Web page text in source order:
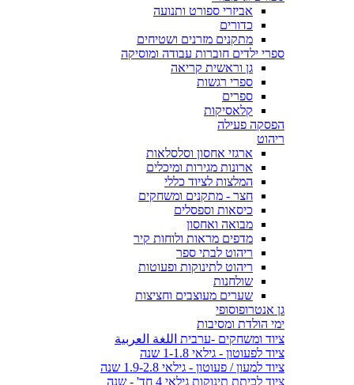
אביזרי ספורט ותנועה
כדורים
מתקנים מזרנים ושטיחים
ספרי ילדים חוברות עבודה ומוסיקה
גן וראשית קריאה
ספרי רגשות
ספרים
קלאסיקות
הפסקה פעילה
ריהוט
ארגזי אחסון וסלסלאות
ארונות מגירות ומיכלים
המלצות לציוד כללי
חצר - מתקנים ומשחקים
כיסאות וספסלים
מבואה ואחסון
מדפים מראות ולוחות קיר
ריהוט לבתי ספר
ריהוט לתינוקות ופעוטות
שולחנות
שערים מעוצבים וחציצות
גן אנטרופוסופי
ימי הולדת ומסיבות
ציוד ומשחקים -ערבית اللغة العربية
ציוד לפעוטון - גילאי 1-1.8 שנה
ציוד למעון / פעוטון - גילאי 1.9-2.8 שנה
ציוד לכיתת תינוקות גילאי 4 חד' - שנה